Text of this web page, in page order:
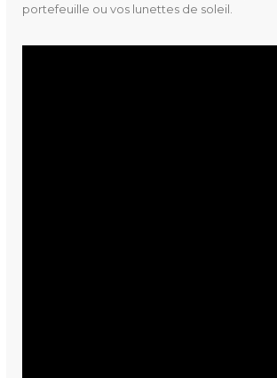
portefeuille ou vos lunettes de soleil.